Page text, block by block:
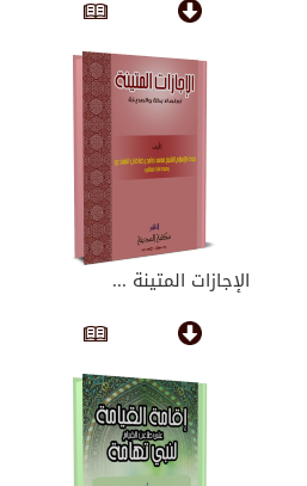
الإجازات المتينة ...